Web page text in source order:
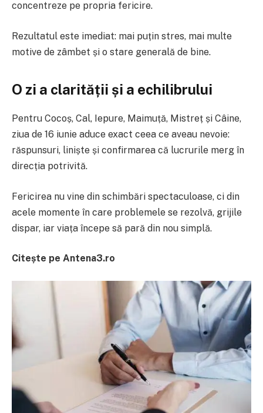
concentreze pe propria fericire.
Rezultatul este imediat: mai puțin stres, mai multe
motive de zâmbet și o stare generală de bine.
O zi a clarității și a echilibrului
Pentru Cocoș, Cal, Iepure, Maimuță, Mistreț și Câine,
ziua de 16 iunie aduce exact ceea ce aveau nevoie:
răspunsuri, liniște și confirmarea că lucrurile merg în
direcția potrivită.
Fericirea nu vine din schimbări spectaculoase, ci din
acele momente în care problemele se rezolvă, grijile
dispar, iar viața începe să pară din nou simplă.
Citește pe Antena3.ro